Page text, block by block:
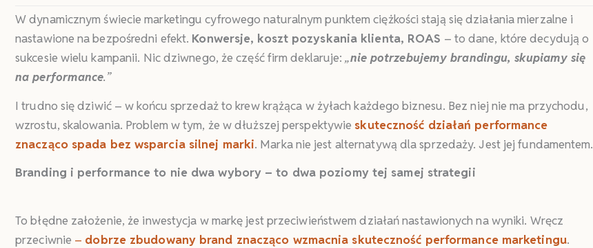
W dynamicznym świecie marketingu cyfrowego naturalnym punktem ciężkości stają się działania mierzalne i
nastawione na bezpośredni efekt. Konwersje, koszt pozyskania klienta, ROAS – to dane, które decydują o
sukcesie wielu kampanii. Nic dziwnego, że część firm deklaruje:„nie potrzebujemy brandingu, skupiamy się
na performance.”
I trudno się dziwić – w końcu sprzedaż to krew krążąca w żyłach każdego biznesu. Bez niej nie ma przychodu,
wzrostu, skalowania. Problem w tym, że w dłuższej perspektywie skuteczność działań performance
znacząco spada bez wsparcia silnej marki. Marka nie jest alternatywą dla sprzedaży. Jest jej fundamentem.
Branding i performance to nie dwa wybory – to dwa poziomy tej samej strategii
To błędne założenie, że inwestycja w markę jest przeciwieństwem działań nastawionych na wyniki. Wręcz
przeciwnie – dobrze zbudowany brand znacząco wzmacnia skuteczność performance marketingu.